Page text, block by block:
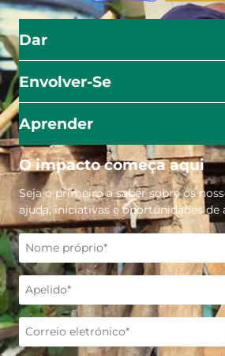
Dar
Envolver-Se
Aprender
O impacto começa aqui
Seja o primeiro a saber sobre os
ajuda, iniciativas e oportunidades de